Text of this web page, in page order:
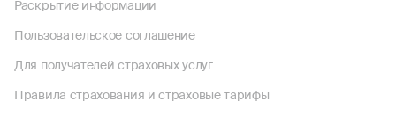
Раскрытие информации
Пользовательское соглашение
Для получателей страховых услуг
Правила страхования и страховые тарифы